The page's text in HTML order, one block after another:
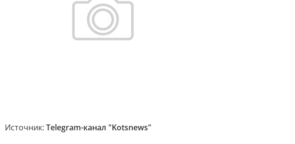
Источник: Telegram-канал "Kotsnews"